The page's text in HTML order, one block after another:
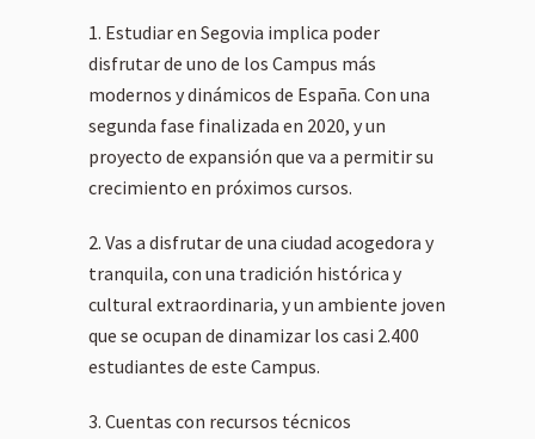
Estudiar en Segovia implica poder
disfrutar de uno de los Campus más
modernos y dinámicos de España. Con una
segunda fase finalizada en 2020, y un
proyecto de expansión que va a permitir su
crecimiento en próximos cursos.
Vas a disfrutar de una ciudad acogedora y
tranquila, con una tradición histórica y
cultural extraordinaria, y un ambiente joven
que se ocupan de dinamizar los casi 2.400
estudiantes de este Campus.
Cuentas con recursos técnicos